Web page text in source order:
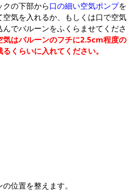
クの下部から口の細い空気ポンプを
空気を入れるか、もしくは口で空気
んでバルーンをふくらませてくださ
はバルーンのフチに2.5cm程度の
るくらいに入れてください。
位置を整えます。